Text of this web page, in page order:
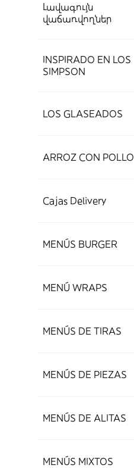
Լավագույն
վաճառվողներ
INSPIRADO EN LOS
SIMPSON
LOS GLASEADOS
ARROZ CON POLLO
Cajas Delivery
MENÚS BURGER
MENÚ WRAPS
MENÚS DE TIRAS
MENÚS DE PIEZAS
MENÚS DE ALITAS
MENÚS MIXTOS